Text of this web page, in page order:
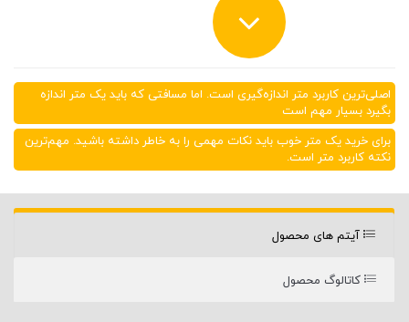
اصلی‌ترین کاربرد متر اندازه‌گیری است. اما مسافتی که باید یک متر اندازه
بگیرد بسیار مهم است
برای خرید یک متر خوب باید نکات مهمی را به خاطر داشته باشید. مهم‌ترین
نکته کاربرد متر است.
آیتم های محصول
کاتالوگ محصول